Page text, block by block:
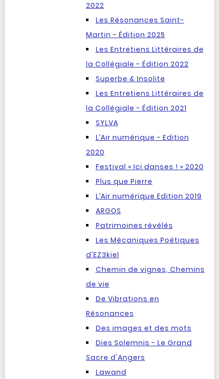
2022
Les Résonances Saint-
Martin - Édition 2025
Les Entretiens Littéraires de
la Collégiale - Édition 2022
Superbe & Insolite
Les Entretiens Littéraires de
la Collégiale - Édition 2021
SYLVA
L’Air numérique - Edition
2020
Festival « Ici danses ! » 2020
Plus que Pierre
L’Air numérique Edition 2019
ARGOS
Patrimoines révélés
Les Mécaniques Poétiques
d'EZ3kiel
Chemin de vignes, Chemins
de vie
De Vibrations en
Résonances
Des images et des mots
Dies Solemnis - Le Grand
Sacre d'Angers
Lawand